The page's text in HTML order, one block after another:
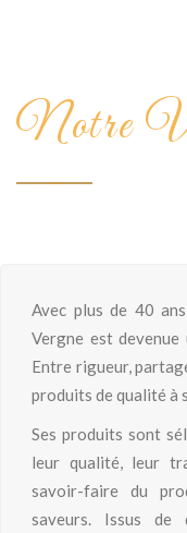
Notre
Avec plus de 40
Vergne est
Entre rigueur,
produits de qualité à
Ses produits sont
leur qualité, leur
savoir-faire du
saveurs. Issus de